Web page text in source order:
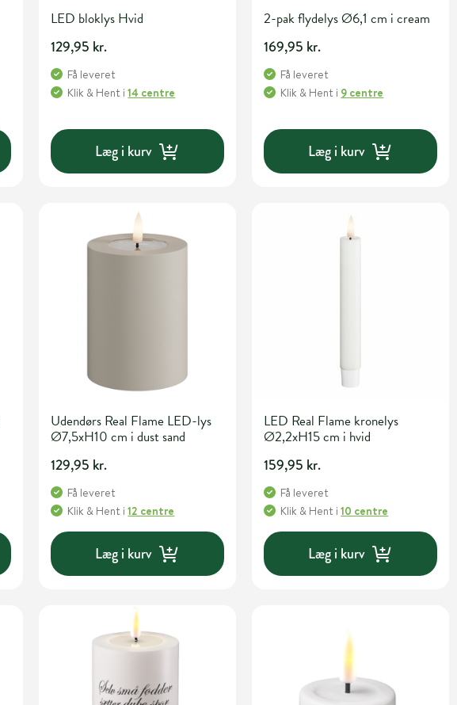
LED bloklys Hvid
129,95 kr.
Få leveret
Klik & Hent i14 centre
Læg i kurv
2-pak flydelys Ø6,1 cm i cream
169,95 kr.
Få leveret
Klik & Hent i 9 centre
Læg i kurv
Udendørs Real Flame LED-lys
Ø7,5xH10 cm i dust sand
129,95 kr.
Få leveret
Klik & Hent i12 centre
Læg i kurv
LED Real Flame kronelys
Ø2,2xH15 cm i hvid
159,95 kr.
Få leveret
Klik & Hent i10 centre
Læg i kurv